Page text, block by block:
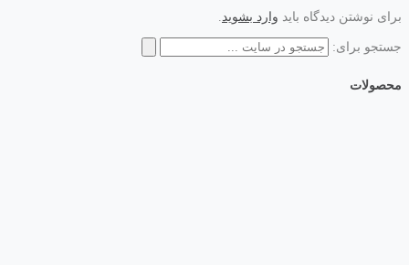
برای نوشتن دیدگاه باید وارد بشوید.
جستجو برای:
محصولات